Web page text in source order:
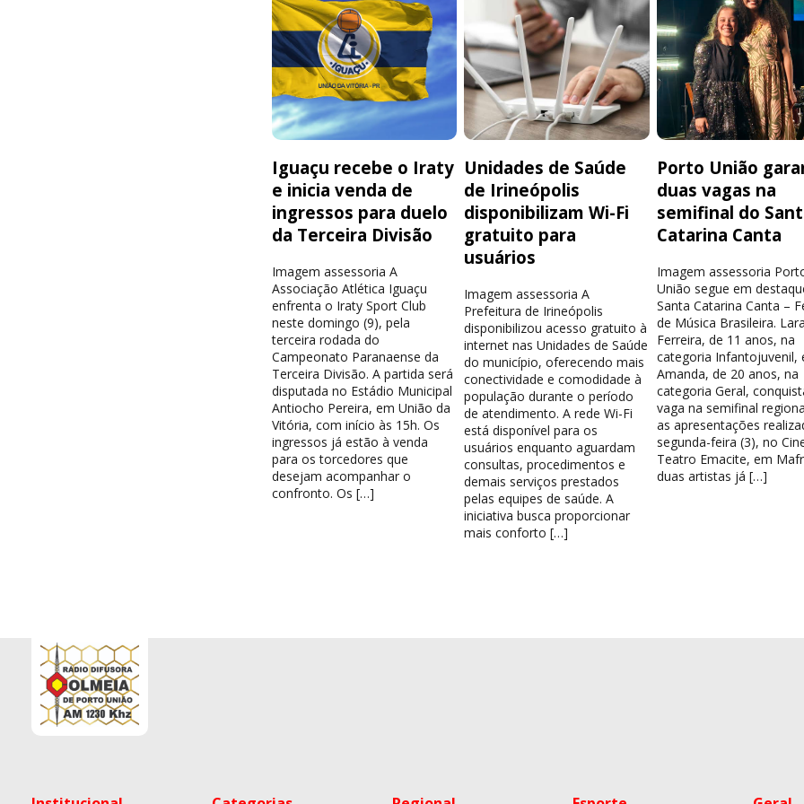
Iguaçu recebe o Iraty
e inicia venda de
ingressos para duelo
da Terceira Divisão
Imagem assessoria A
Associação Atlética Iguaçu
enfrenta o Iraty Sport Club
neste domingo (9), pela
terceira rodada do
Campeonato Paranaense da
Terceira Divisão. A partida será
disputada no Estádio Municipal
Antiocho Pereira, em União da
Vitória, com início às 15h. Os
ingressos já estão à venda
para os torcedores que
desejam acompanhar o
confronto. Os […]
Unidades de Saúde
de Irineópolis
disponibilizam Wi-Fi
gratuito para
usuários
Imagem assessoria A
Prefeitura de Irineópolis
disponibilizou acesso gratuito à
internet nas Unidades de Saúde
do município, oferecendo mais
conectividade e comodidade à
população durante o período
de atendimento. A rede Wi-Fi
está disponível para os
usuários enquanto aguardam
consultas, procedimentos e
demais serviços prestados
pelas equipes de saúde. A
iniciativa busca proporcionar
mais conforto […]
Porto União
duas vagas na
semifinal do
Catarina Canta
Imagem assessoria
União segue em
Santa Catarina Canta –
de Música Brasileira.
Ferreira, de 11 anos, na
categoria Infantojuvenil,
Amanda, de 20 anos, na
categoria Geral,
vaga na semifinal
as apresentações
segunda-feira (3), no
Teatro Emacite, em
duas artistas já […]